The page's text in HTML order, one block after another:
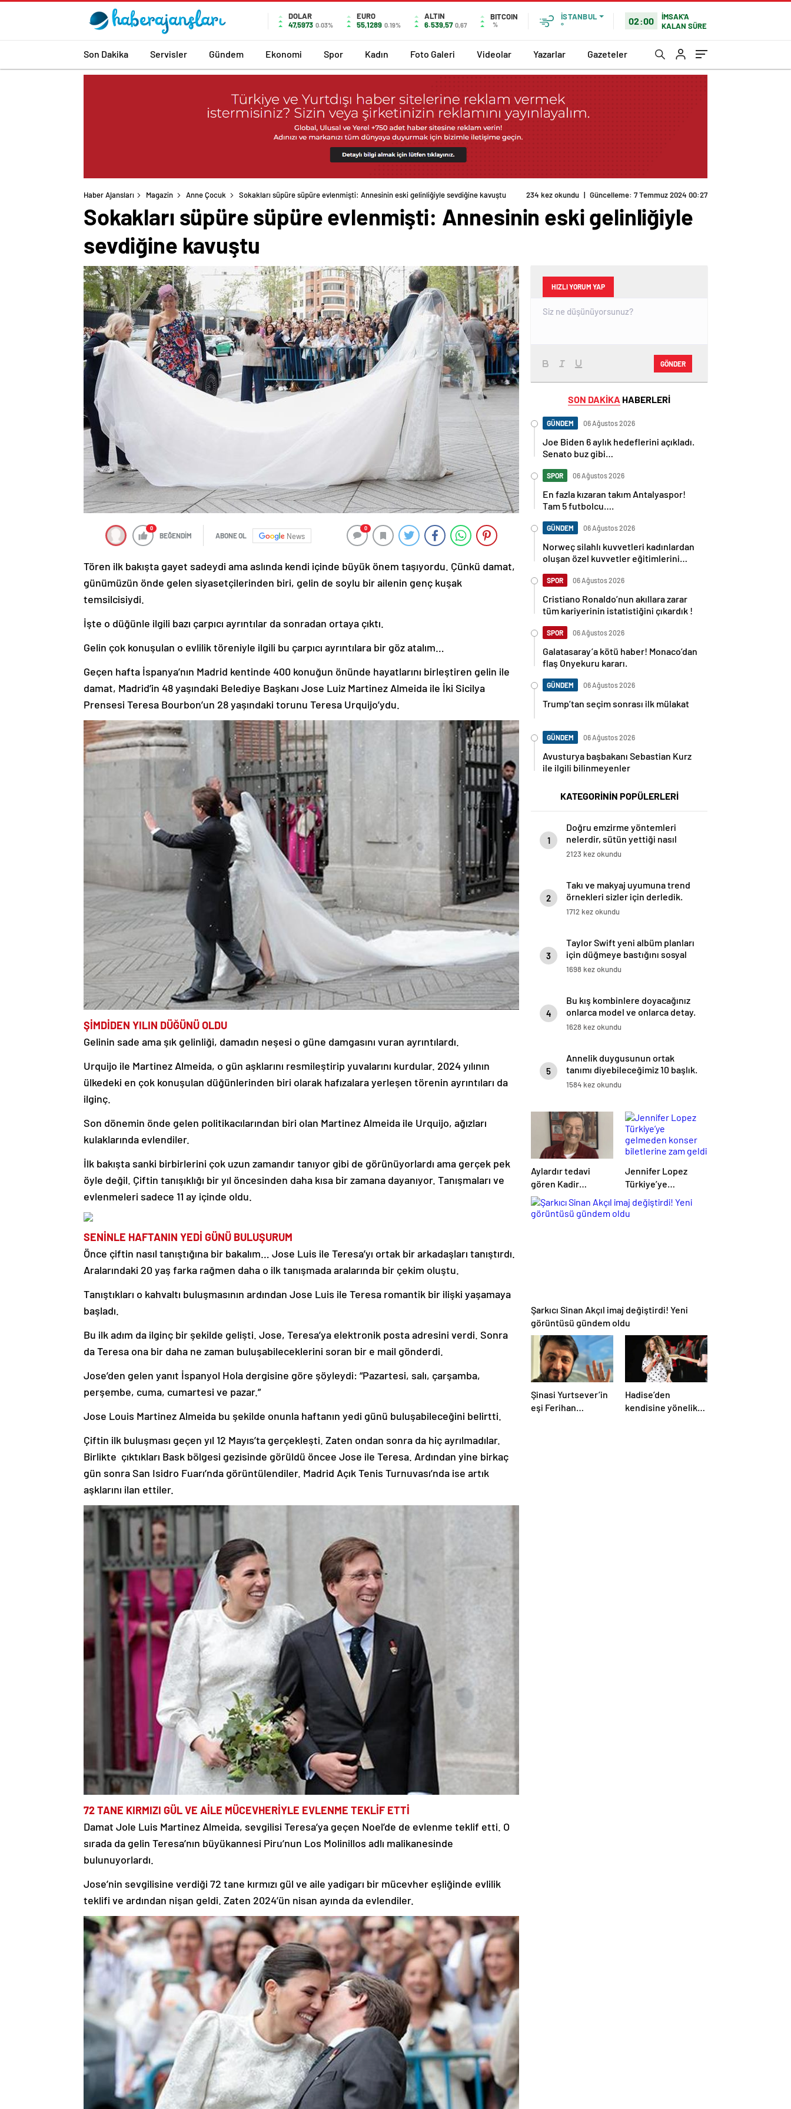
DOLAR
47,5973 0.03%
EURO
55,1289 0.19%
ALTIN
6.539,57 0,67
BITCOIN
%
İSTANBUL
°
02:00
İMSAK'A
KALAN SÜRE
Son Dakika Servisler Gündem Ekonomi Spor Kadın Foto Galeri Videolar Yazarlar Gazeteler
Haber Ajansları Magazin Anne Çocuk Sokakları süpüre süpüre evlenmişti: Annesinin eski gelinliğiyle sevdiğine kavuştu 234 kez okundu | Güncelleme: 7 Temmuz 2024 00:27
Sokakları süpüre süpüre evlenmişti: Annesinin eski gelinliğiyle
sevdiğine kavuştu
0
BEĞENDİM ABONE OL News
0
Tören ilk bakışta gayet sadeydi ama aslında kendi içinde büyük önem taşıyordu. Çünkü damat,
günümüzün önde gelen siyasetçilerinden biri, gelin de soylu bir ailenin genç kuşak
temsilcisiydi.
İşte o düğünle ilgili bazı çarpıcı ayrıntılar da sonradan ortaya çıktı.
Gelin çok konuşulan o evlilik töreniyle ilgili bu çarpıcı ayrıntılara bir göz atalım…
Geçen hafta İspanya’nın Madrid kentinde 400 konuğun önünde hayatlarını birleştiren gelin ile
damat, Madrid’in 48 yaşındaki Belediye Başkanı Jose Luiz Martinez Almeida ile İki Sicilya
Prensesi Teresa Bourbon’un 28 yaşındaki torunu Teresa Urquijo’ydu.
ŞİMDİDEN YILIN DÜĞÜNÜ OLDU
Gelinin sade ama şık gelinliği, damadın neşesi o güne damgasını vuran ayrıntılardı.
Urquijo ile Martinez Almeida, o gün aşklarını resmileştirip yuvalarını kurdular. 2024 yılının
ülkedeki en çok konuşulan düğünlerinden biri olarak hafızalara yerleşen törenin ayrıntıları da
ilginç.
Son dönemin önde gelen politikacılarından biri olan Martinez Almeida ile Urquijo, ağızları
kulaklarında evlendiler.
İlk bakışta sanki birbirlerini çok uzun zamandır tanıyor gibi de görünüyorlardı ama gerçek pek
öyle değil. Çiftin tanışıklığı bir yıl öncesinden daha kısa bir zamana dayanıyor. Tanışmaları ve
evlenmeleri sadece 11 ay içinde oldu.
SENİNLE HAFTANIN YEDİ GÜNÜ BULUŞURUM
Önce çiftin nasıl tanıştığına bir bakalım… Jose Luis ile Teresa’yı ortak bir arkadaşları tanıştırdı.
Aralarındaki 20 yaş farka rağmen daha o ilk tanışmada aralarında bir çekim oluştu.
Tanıştıkları o kahvaltı buluşmasının ardından Jose Luis ile Teresa romantik bir ilişki yaşamaya
başladı.
Bu ilk adım da ilginç bir şekilde gelişti. Jose, Teresa’ya elektronik posta adresini verdi. Sonra
da Teresa ona bir daha ne zaman buluşabileceklerini soran bir e mail gönderdi.
Jose’den gelen yanıt İspanyol Hola dergisine göre şöyleydi: “Pazartesi, salı, çarşamba,
perşembe, cuma, cumartesi ve pazar.”
Jose Louis Martinez Almeida bu şekilde onunla haftanın yedi günü buluşabileceğini belirtti.
Çiftin ilk buluşması geçen yıl 12 Mayıs’ta gerçekleşti. Zaten ondan sonra da hiç ayrılmadılar.
Birlikte çıktıkları Bask bölgesi gezisinde görüldü öncee Jose ile Teresa. Ardından yine birkaç
gün sonra San Isidro Fuarı’nda görüntülendiler. Madrid Açık Tenis Turnuvası’nda ise artık
aşklarını ilan ettiler.
72 TANE KIRMIZI GÜL VE AİLE MÜCEVHERİYLE EVLENME TEKLİF ETTİ
Damat Jole Luis Martinez Almeida, sevgilisi Teresa’ya geçen Noel’de de evlenme teklif etti. O
sırada da gelin Teresa’nın büyükannesi Piru’nun Los Molinillos adlı malikanesinde
bulunuyorlardı.
Jose’nin sevgilisine verdiği 72 tane kırmızı gül ve aile yadigarı bir mücevher eşliğinde evlilik
teklifi ve ardından nişan geldi. Zaten 2024’ün nisan ayında da evlendiler.
HIZLI YORUM YAP
GÖNDER
SON DAKİKA HABERLERİ
GÜNDEM 06 Ağustos 2026
Joe Biden 6 aylık hedeflerini açıkladı.
Senato buz gibi…
SPOR 06 Ağustos 2026
En fazla kızaran takım Antalyaspor!
Tam 5 futbolcu….
GÜNDEM 06 Ağustos 2026
Norweç silahlı kuvvetleri kadınlardan
oluşan özel kuvvetler eğitimlerini
SPOR 06 Ağustos 2026
Cristiano Ronaldo’nun akıllara zarar
tüm kariyerinin istatistiğini çıkardık !
SPOR 06 Ağustos 2026
Galatasaray’a kötü haber! Monaco’dan
flaş Onyekuru kararı.
GÜNDEM 06 Ağustos 2026
Trump’tan seçim sonrası ilk mülakat
GÜNDEM 06 Ağustos 2026
Avusturya başbakanı Sebastian Kurz
ile ilgili bilinmeyenler
KATEGORİNİN POPÜLERLERİ
1
Doğru emzirme yöntemleri
nelerdir, sütün yettiği nasıl
anlaşılır?
2123 kez okundu
2
Takı ve makyaj uyumuna trend
örnekleri sizler için derledik.
1712 kez okundu
3
Taylor Swift yeni albüm planları
için düğmeye bastığını sosyal
medyadan duyurdu!
1698 kez okundu
4
Bu kış kombinlere doyacağınız
onlarca model ve onlarca detay.
1628 kez okundu
5
Annelik duygusunun ortak
tanımı diyebileceğimiz 10 başlık.
1584 kez okundu
Aylardır tedavi
gören Kadir
İnanır’ın son hali
ortaya çıktı
Jennifer Lopez
Türkiye’ye
gelmeden konser
biletlerine zam
Şarkıcı Sinan Akçıl imaj değiştirdi! Yeni
görüntüsü gündem oldu
Şinasi Yurtsever’in
eşi Ferihan
Hadise’den
kendisine yönelik